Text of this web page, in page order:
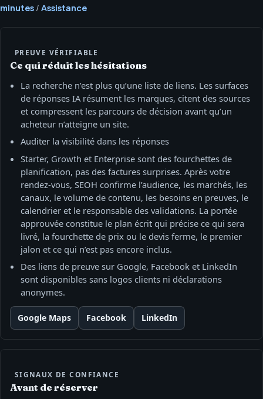
minutes / Assistance
PREUVE VÉRIFIABLE
Ce qui réduit les hésitations
La recherche n’est plus qu’une liste de liens. Les surfaces
de réponses IA résument les marques, citent des sources
et compressent les parcours de décision avant qu’un
acheteur n’atteigne un site.
Auditer la visibilité dans les réponses
Starter, Growth et Enterprise sont des fourchettes de
planification, pas des factures surprises. Après votre
rendez‑vous, SEOH confirme l’audience, les marchés, les
canaux, le volume de contenu, les besoins en preuves, le
calendrier et le responsable des validations. La portée
approuvée constitue le plan écrit qui précise ce qui sera
livré, la fourchette de prix ou le devis ferme, le premier
jalon et ce qui n’est pas encore inclus.
Des liens de preuve sur Google, Facebook et LinkedIn
sont disponibles sans logos clients ni déclarations
anonymes.
Google Maps Facebook LinkedIn
SIGNAUX DE CONFIANCE
Avant de réserver